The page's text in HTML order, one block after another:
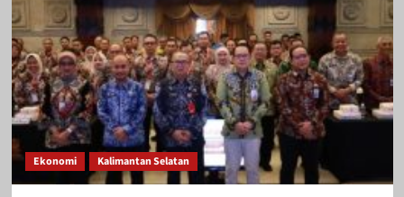
Ekonomi Kalimantan Selatan